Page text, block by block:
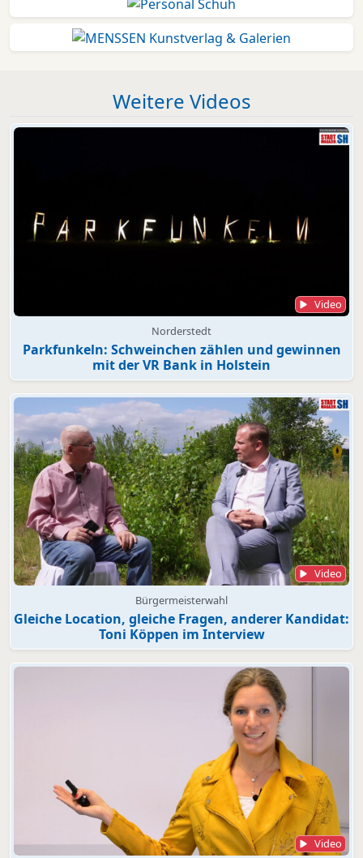
Weitere Videos
Video
Norderstedt
Parkfunkeln: Schweinchen zählen und gewinnen
mit der VR Bank in Holstein
Video
Bürgermeisterwahl
Gleiche Location, gleiche Fragen, anderer Kandidat:
Toni Köppen im Interview
Video